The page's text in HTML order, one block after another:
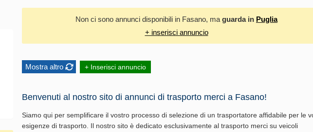
Non ci sono annunci disponibili in Fasano, ma guarda in Puglia
+ inserisci annuncio
Mostra altro + Inserisci annuncio
Benvenuti al nostro sito di annunci di trasporto merci a Fasano!
Siamo qui per semplificare il vostro processo di selezione di un trasportatore affidabile per le
esigenze di trasporto. Il nostro sito è dedicato esclusivamente al trasporto merci su veicoli